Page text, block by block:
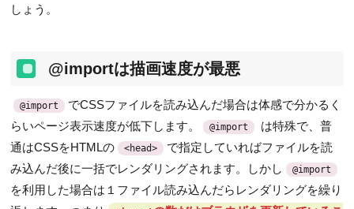
しょう。
@importは描画速度が最悪
@import
でCSSファイルを読み込んだ場合は体感で分かるく
らいページ表示速度が低下します。
@import
は特殊で、普
通はCSSをHTMLの
<head>
で指定していればファイルを読
み込んだ後に一括でレンダリングされます。しかし
@import
を利用した場合は１ファイル読み込んだらレンダリングを繰り